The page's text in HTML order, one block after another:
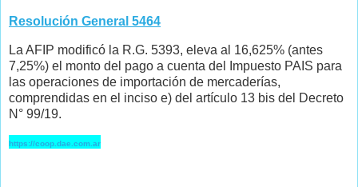
Resolución General 5464
La AFIP modificó la R.G. 5393, eleva al 16,625% (antes
7,25%) el monto del pago a cuenta del Impuesto PAIS para
las operaciones de importación de mercaderías,
comprendidas en el inciso e) del artículo 13 bis del Decreto
N° 99/19.
https://coop.dae.com.ar